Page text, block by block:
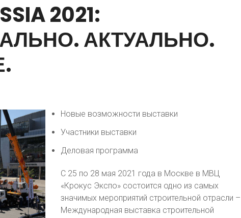
2021:
АКТУАЛЬНО.
Новые возможности выставки
Участники выставки
Деловая программа
C 25 по 28 мая 2021 года в Москве в МВЦ
«Крокус Экспо» состоится одно из самых
значимых мероприятий строительной отрасли –
Международная выставка строительной